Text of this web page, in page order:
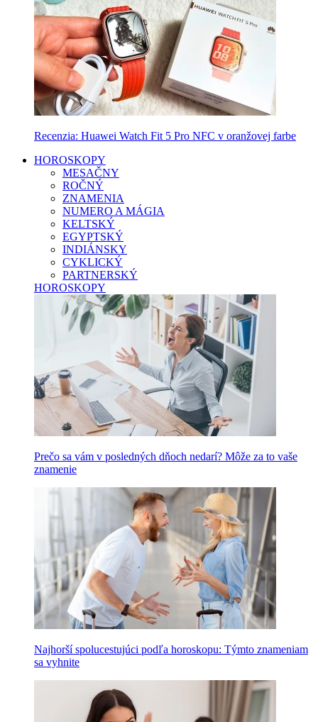
Recenzia: Huawei Watch Fit 5 Pro NFC v oranžovej farbe
HOROSKOPY
MESAČNY
ROČNÝ
ZNAMENIA
NUMERO A MÁGIA
KELTSKÝ
EGYPTSKÝ
INDIÁNSKY
CYKLICKÝ
PARTNERSKÝ
HOROSKOPY
Prečo sa vám v posledných dňoch nedarí? Môže za to vaše
znamenie
Najhorší spolucestujúci podľa horoskopu: Týmto znameniam
sa vyhnite